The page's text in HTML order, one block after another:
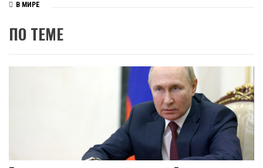
В МИРЕ
ПО ТЕМЕ